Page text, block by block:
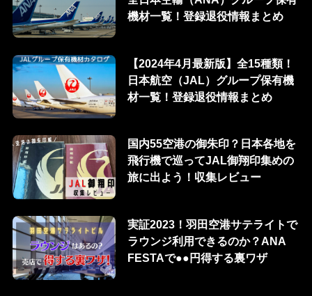
機材一覧！登録退役情報まとめ
【2024年4月最新版】全15種類！
日本航空（JAL）グループ保有機
材一覧！登録退役情報まとめ
国内55空港の御朱印？日本各地を
飛行機で巡ってJAL御翔印集めの
旅に出よう！収集レビュー
実証2023！羽田空港サテライトで
ラウンジ利用できるのか？ANA
FESTAで●●円得する裏ワザ